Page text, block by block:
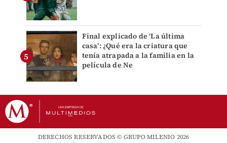
Final explicado de ‘La última
casa’: ¿Qué era la criatura que
tenía atrapada a la familia en la
película de Ne
DERECHOS RESERVADOS © GRUPO MILENIO 2026